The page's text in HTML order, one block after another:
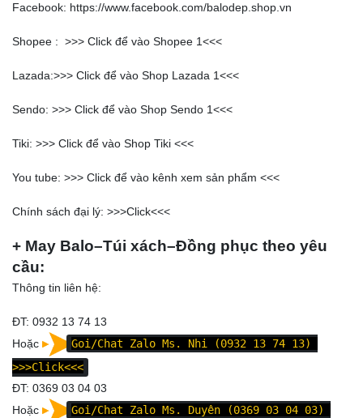
Facebook: https://www.facebook.com/balodep.shop.vn
Shopee : >>> Click để vào Shopee 1<<<
Lazada:>>> Click để vào Shop Lazada 1<<<
Sendo: >>> Click để vào Shop Sendo 1<<<
Tiki: >>> Click để vào Shop Tiki <<<
You tube: >>> Click để vào kênh xem sản phẩm <<<
Chính sách đại lý: >>>Click<<<
+ May Balo–Túi xách–Đồng phục theo yêu
cầu:
Thông tin liên hệ:
ĐT: 0932 13 74 13
Hoặc
Goi/Chat Zalo Ms. Nhi (0932 13 74 13)
>>>Click<<<
ĐT: 0369 03 04 03
Hoặc
Goi/Chat Zalo Ms. Duyên (0369 03 04 03)